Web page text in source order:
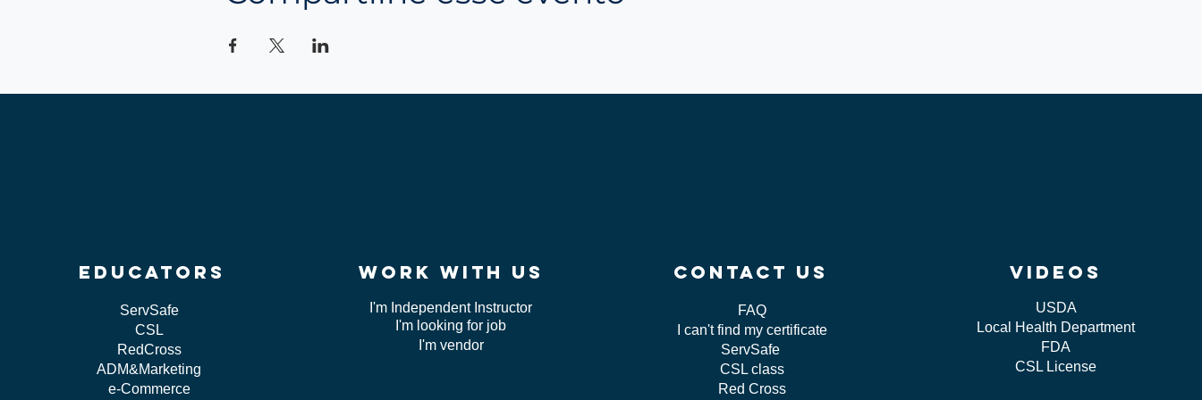
educators
ServSafe
CSL
RedCross
ADM&Marketing
e-Commerce
work WITH US
I'm Independent Instructor
I'm looking for job
I'm vendor
contact us
FAQ
I can't find my certificate
ServSafe
CSL class
Red Cross
videos
USDA
Local Health Department
FDA
CSL License